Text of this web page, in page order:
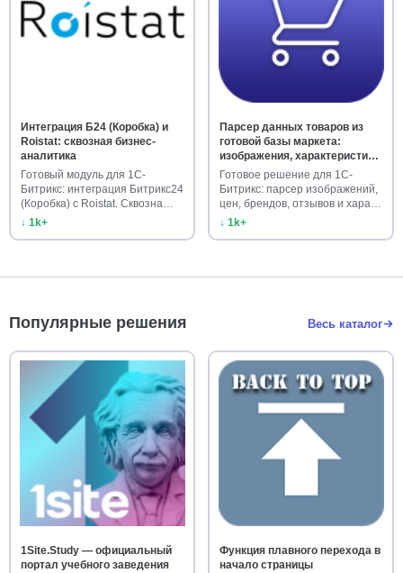
Интеграция Б24 (Коробка) и
Roistat: сквозная бизнес-
аналитика
Готовый модуль для 1С-
Битрикс: интеграция Битрикс24
(Коробка) с Roistat. Сквозна…
↓ 1k+
Парсер данных товаров из
готовой базы маркета:
изображения, характеристики,
цены, бренды, отзывы
Готовое решение для 1С-
Битрикс: парсер изображений,
цен, брендов, отзывов и хара…
↓ 1k+
Популярные решения Весь каталог
1Site.Study — официальный
портал учебного заведения
Функция плавного перехода в
начало страницы